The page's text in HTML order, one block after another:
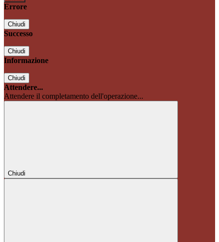
Errore
Chiudi
Successo
Chiudi
Informazione
Chiudi
Attendere...
Attendere il completamento dell'operazione...
Chiudi